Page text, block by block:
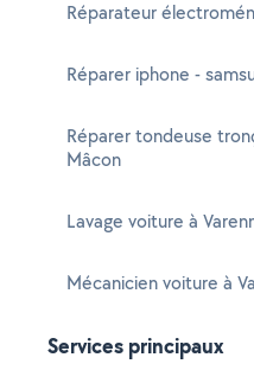
Réparateur
Réparer iphone -
Réparer tondeuse
Mâcon
Lavage voiture à
Mécanicien voiture à
Services principaux